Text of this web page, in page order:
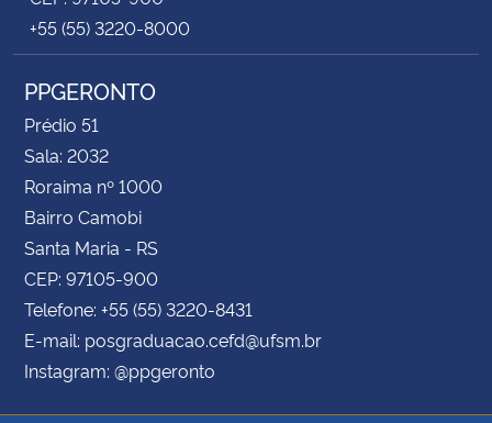
+55 (55) 3220-8000
PPGERONTO
Prédio 51
Sala: 2032
Roraima nº 1000
Bairro Camobi
Santa Maria - RS
CEP: 97105-900
Telefone: +55 (55) 3220-8431
E-mail: posgraduacao.cefd@ufsm.br
Instagram: @ppgeronto